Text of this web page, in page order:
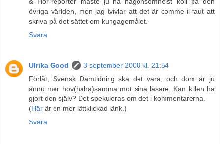
övriga världen, men jag tvivlar att det är comme-il-faut att
skriva på det sättet om kungagemålet.
Svara
Ulrika Good
3 september 2008 kl. 21:54
Förlåt, Svensk Damtidning ska det vara, och dom är ju
ännu mer hov(haha)samma mot sina läsare. Kan killen ha
gjort den själv? Det spekuleras om det i kommentarerna.
(Här är en mer lättklickad länk.)
Svara